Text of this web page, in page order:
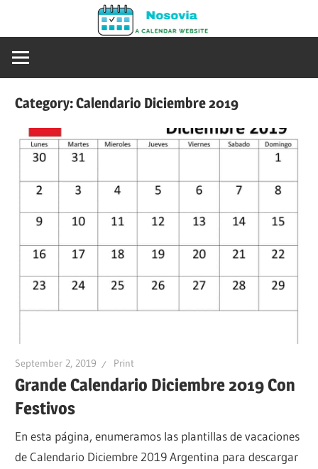
content
2020
2021
Category:Calendario Diciembre 2019
September 2, 2019 Print
Grande Calendario Diciembre 2019 Con
Festivos
En esta página, enumeramos las plantillas de vacaciones
de Calendario Diciembre 2019 Argentina para descargar